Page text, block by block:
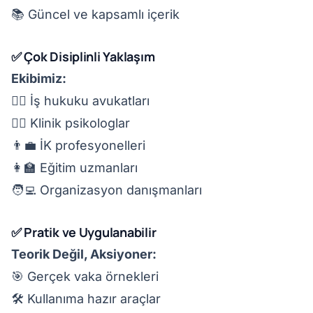
📚 Güncel ve kapsamlı içerik
✅ Çok Disiplinli Yaklaşım
Ekibimiz:
👨‍⚖️ İş hukuku avukatları
👩‍⚕️ Klinik psikologlar
👨‍💼 İK profesyonelleri
👩‍🏫 Eğitim uzmanları
🧑‍💻 Organizasyon danışmanları
✅ Pratik ve Uygulanabilir
Teorik Değil, Aksiyoner:
🎯 Gerçek vaka örnekleri
🛠️ Kullanıma hazır araçlar